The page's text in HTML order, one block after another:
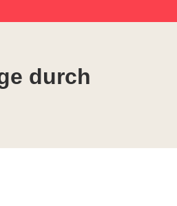
durch